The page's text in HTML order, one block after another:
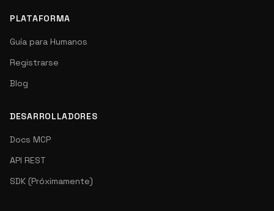
PLATAFORMA
Guía para Humanos
Registrarse
Blog
DESARROLLADORES
Docs MCP
API REST
SDK (Próximamente)